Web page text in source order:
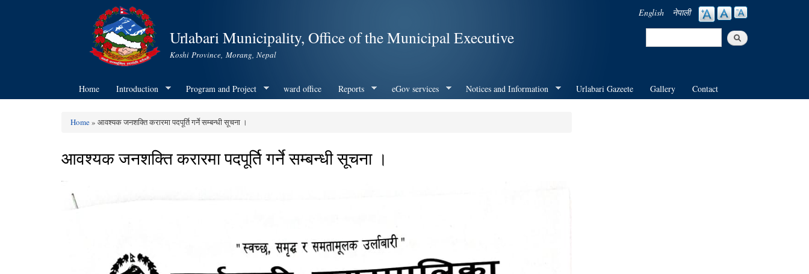
content
Urlabari Municipality, Office of the Municipal Executive
Koshi Province, Morang, Nepal
English नेपाली
Search
Home Introduction Program and Project ward office Reports eGov services Notices and Information Urlabari Gazeete Gallery Contact
Home» आवश्यक जनशक्ति करारमा पदपूर्ति गर्ने सम्बन्धी सूचना ।
आवश्यक जनशक्ति करारमा पदपूर्ति गर्ने सम्बन्धी सूचना ।